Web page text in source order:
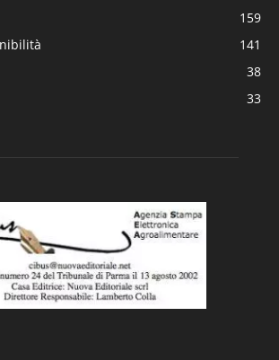
159
141
38
33